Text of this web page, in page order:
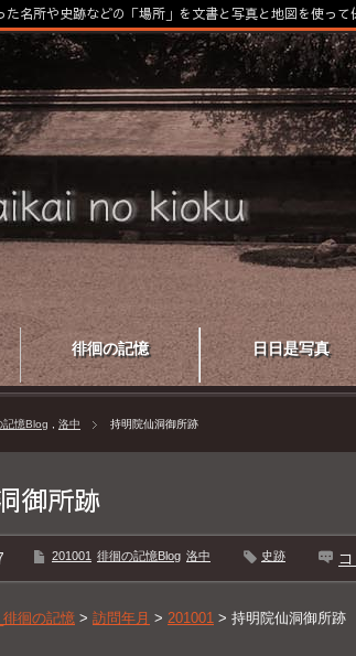
徘徊の記憶 日日是写真
た名所や史跡などの「場所」を文書と写真と地図を使って
記憶Blog 洛中 持明院仙洞御所跡
御所跡
201001 徘徊の記憶Blog 洛中 史跡
徘徊の記憶 > 訪問年月 > 201001 > 持明院仙洞御所跡